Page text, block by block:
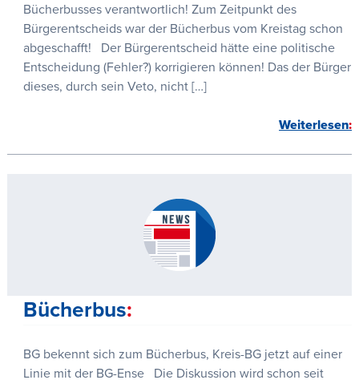
Bücherbusses verantwortlich! Zum Zeitpunkt des
Bürgerentscheids war der Bücherbus vom Kreistag schon
abgeschafft! Der Bürgerentscheid hätte eine politische
Entscheidung (Fehler?) korrigieren können! Das der Bürger
dieses, durch sein Veto, nicht […]
Weiterlesen
Bücherbus
BG bekennt sich zum Bücherbus, Kreis-BG jetzt auf einer
Linie mit der BG-Ense Die Diskussion wird schon seit